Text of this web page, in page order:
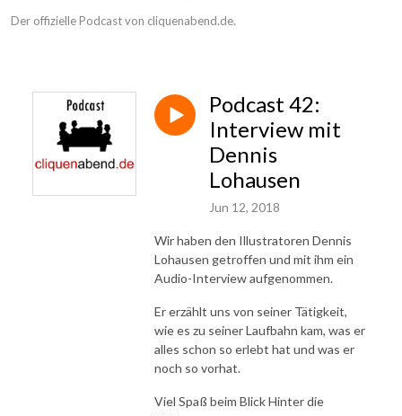
Der offizielle Podcast von cliquenabend.de.
Podcast 42:
Interview mit
Dennis
Lohausen
Jun 12, 2018
Wir haben den Illustratoren Dennis
Lohausen getroffen und mit ihm ein
Audio-Interview aufgenommen.
Er erzählt uns von seiner Tätigkeit,
wie es zu seiner Laufbahn kam, was er
alles schon so erlebt hat und was er
noch so vorhat.
Viel Spaß beim Blick Hinter die